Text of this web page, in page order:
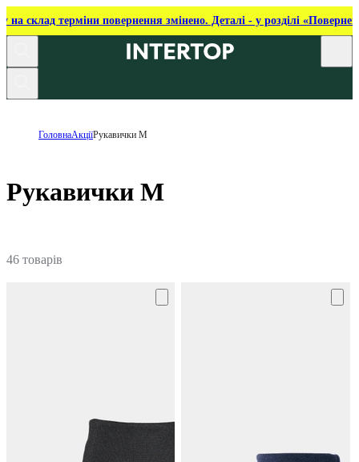
на склад терміни повернення змінено. Деталі - у розділі
ГоловнаАкціїРукавички M
Рукавички M
46 товарів